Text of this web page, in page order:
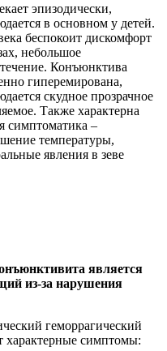
эпизодически,
в основном у детей.
беспокоит дискомфорт
небольшое
Конъюнктива
гиперемирована,
скудное прозрачное
Также характерна
симптоматика –
температуры,
явления в зеве
является
из-за нарушения
геморрагический
характерные симптомы: